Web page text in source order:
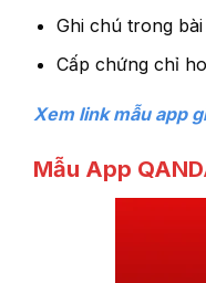
Ghi chú trong bài
Cấp chứng chỉ
Xem link mẫu app
Mẫu App